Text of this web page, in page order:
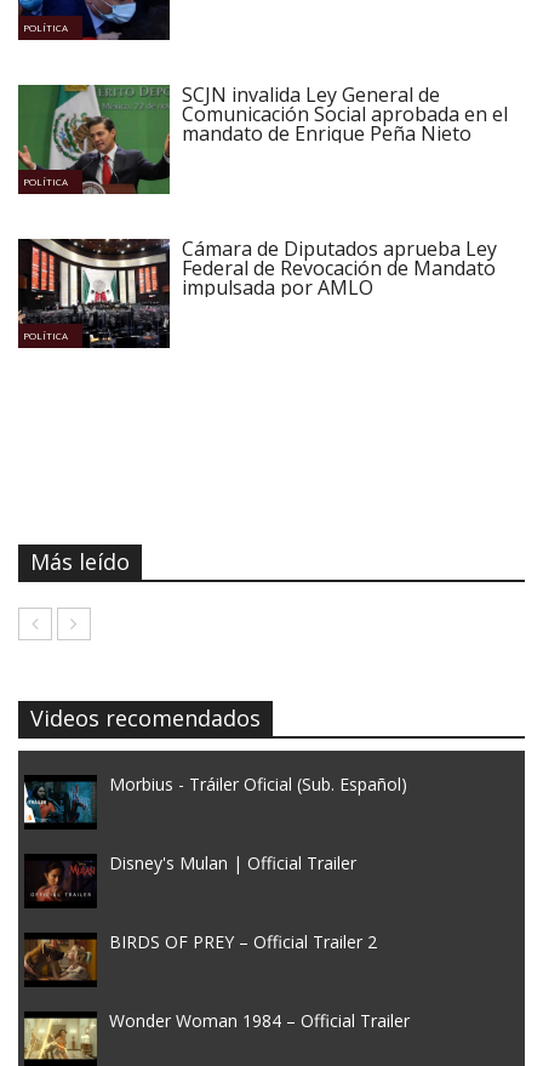
POLÍTICA
POLÍTICA
SCJN invalida Ley General de
Comunicación Social aprobada en el
mandato de Enrique Peña Nieto
POLÍTICA
Cámara de Diputados aprueba Ley
Federal de Revocación de Mandato
impulsada por AMLO
Más leído
Videos recomendados
Morbius - Tráiler Oficial (Sub. Español)
Disney's Mulan | Official Trailer
BIRDS OF PREY – Official Trailer 2
Wonder Woman 1984 – Official Trailer